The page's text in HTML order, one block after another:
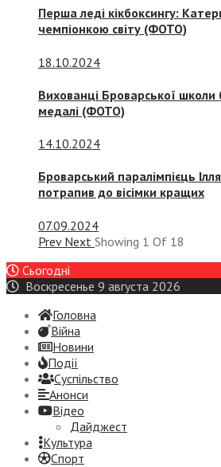
Перша леді кікбоксингу:
чемпіонкою світу (ФОТО)
18.10.2024
Вихованці Броварської школи
медалі (ФОТО)
14.10.2024
Броварський паралімпієць
потрапив до вісімки кращих
07.09.2024
Prev Next Showing 1 Of 18
Сьогодні
Воскресенье 9 августа 2026
Головна
Війна
Новини
Події
Суспiльство
Анонси
Відео
Дайджест
Культура
Спорт